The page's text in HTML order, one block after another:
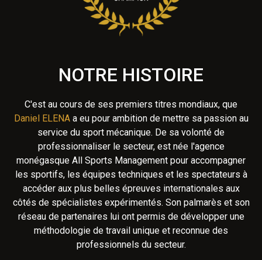
NOTRE HISTOIRE
C'est au cours de ses premiers titres mondiaux, que
Daniel ELENAa eu pour ambition de mettre sa passion au
service du sport mécanique. De sa volonté de
professionnaliser le secteur, est née l'agence
monégasque All Sports Management pour accompagner
les sportifs, les équipes techniques et les spectateurs à
accéder aux plus belles épreuves internationales aux
côtés de spécialistes expérimentés. Son palmarès et son
réseau de partenaires lui ont permis de développer une
méthodologie de travail unique et reconnue des
professionnels du secteur.